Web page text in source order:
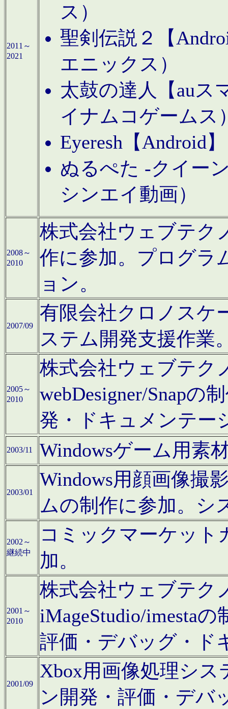
2011～
2021
ス）
聖剣伝説２【
エニックス）
太鼓の達人【auス
イナムコゲームス
Eyeresh【Android
ぬるぺた -クイー
シンエイ動画）
2008～
2010
株式会社ウェブテク
作に参加。プログラ
ョン。
2007/09
有限会社クロノスケ
ステム開発支援作業
2005～
2010
株式会社ウェブテク
webDesigner/Snapの
発・ドキュメンテー
2003/11 Windowsゲーム用素
2003/01
Windows用顔画像撮
ムの制作に参加。シ
2002～
継続中
コミックマーケット
加。
2001～
2010
株式会社ウェブテク
iMageStudio/imesta
評価・デバッグ・ド
2001/09
Xbox用画像処理シ
ン開発・評価・デバ